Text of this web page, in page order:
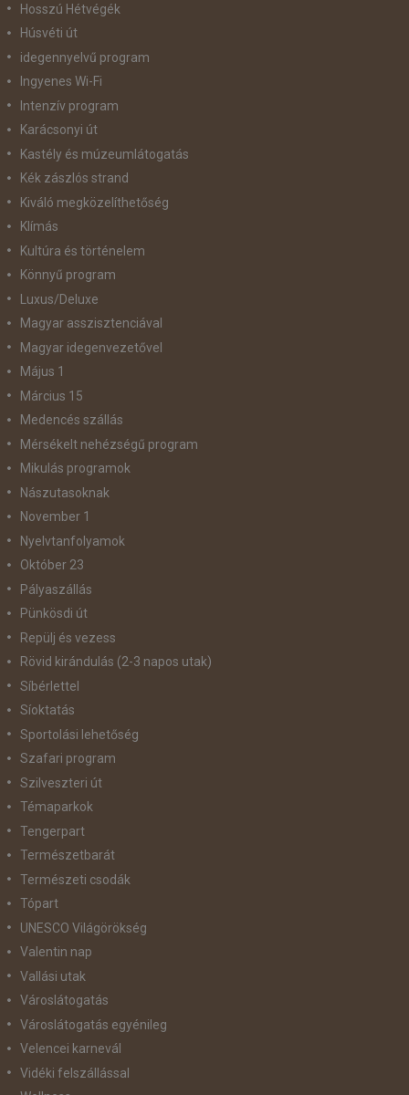
Hosszú Hétvégék
Húsvéti út
idegennyelvű program
Ingyenes Wi-Fi
Intenzív program
Karácsonyi út
Kastély és múzeumlátogatás
Kék zászlós strand
Kiváló megközelíthetőség
Klímás
Kultúra és történelem
Könnyű program
Luxus/Deluxe
Magyar asszisztenciával
Magyar idegenvezetővel
Május 1
Március 15
Medencés szállás
Mérsékelt nehézségű program
Mikulás programok
Nászutasoknak
November 1
Nyelvtanfolyamok
Október 23
Pályaszállás
Pünkösdi út
Repülj és vezess
Rövid kirándulás (2-3 napos utak)
Síbérlettel
Síoktatás
Sportolási lehetőség
Szafari program
Szilveszteri út
Témaparkok
Tengerpart
Természetbarát
Természeti csodák
Tópart
UNESCO Világörökség
Valentin nap
Vallási utak
Városlátogatás
Városlátogatás egyénileg
Velencei karnevál
Vidéki felszállással